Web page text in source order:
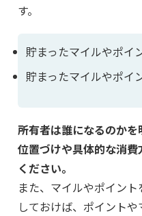
す。
貯まったマイルやポイ
貯まったマイルやポイ
所有者は誰になるのか
位置づけや具体的な消
ください。
また、マイルやポイン
しておけば、ポイント